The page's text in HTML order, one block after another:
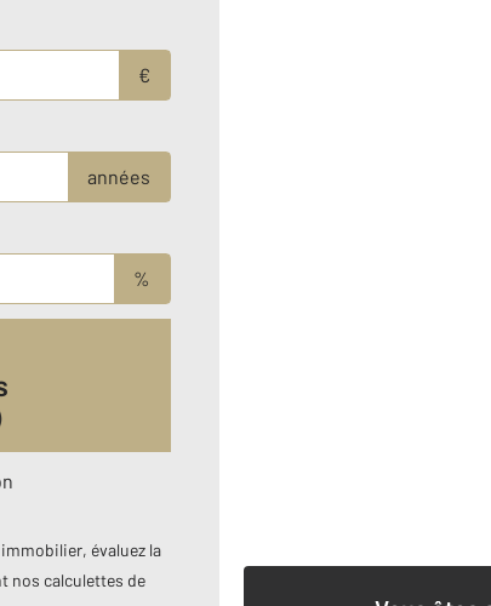
€
années
%
évaluez la
nos calculettes de